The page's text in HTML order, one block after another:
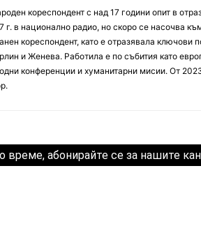
кореспондент с над 17 години опит в
г. в национално радио, но скоро се насочва
кореспондент, като е отразявала ключови
и Женева. Работила е по събития като
конференции и хуманитарни мисии. От
абонирайте се за нашите